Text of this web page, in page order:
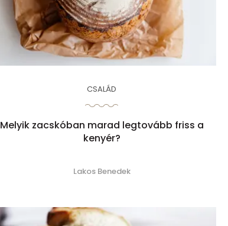
CSALÁD
Melyik zacskóban marad legtovább friss a
kenyér?
Lakos Benedek